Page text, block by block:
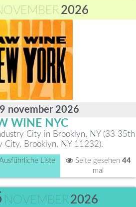
2026
november 2026
WINE NYC
City in Brooklyn, NY (33 35th
City, Brooklyn, NY 11232).
Liste Seite gesehen 44
mal
NOVEMBER2026